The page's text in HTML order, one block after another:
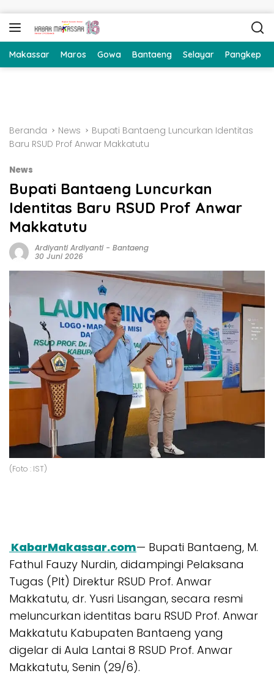
Makassar Maros Gowa Bantaeng Selayar Pangkep
Beranda News
Bupati Bantaeng Luncurkan Identitas
Baru RSUD Prof Anwar Makkatutu
News
Bupati Bantaeng Luncurkan
Identitas Baru RSUD Prof Anwar
Makkatutu
Ardiyanti Ardiyanti- Bantaeng
30 Juni 2026
(Foto : IST)
KabarMakassar.com— Bupati Bantaeng, M.
Fathul Fauzy Nurdin, didampingi Pelaksana
Tugas (Plt) Direktur RSUD Prof. Anwar
Makkatutu, dr. Yusri Lisangan, secara resmi
meluncurkan identitas baru RSUD Prof. Anwar
Makkatutu Kabupaten Bantaeng yang
digelar di Aula Lantai 8 RSUD Prof. Anwar
Makkatutu, Senin (29/6).